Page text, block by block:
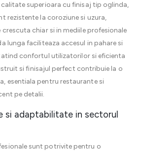
superioara cu finisaj tip oglinda,
rezistente la coroziune si uzura,
chiar si in mediile profesionale
lunga faciliteaza accesul in pahare si
confortul utilizatorilor si eficienta
si finisajul perfect contribuie la o
esentiala pentru restaurante si
pe detalii.
si adaptabilitate in sectorul
sunt potrivite pentru o